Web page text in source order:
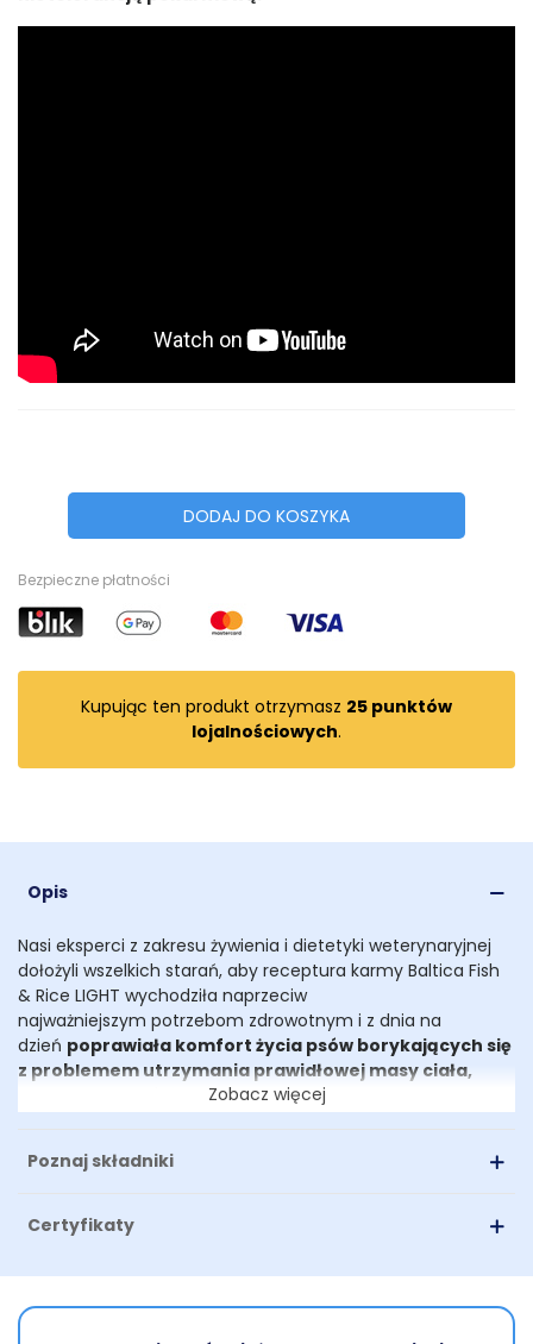
DODAJ DO KOSZYKA
Bezpieczne płatności
Kupując ten produkt otrzymasz 25 punktów
lojalnościowych.
Opis
Nasi eksperci z zakresu żywienia i dietetyki weterynaryjnej
dołożyli wszelkich starań, aby receptura karmy Baltica Fish
& Rice LIGHT wychodziła naprzeciw
najważniejszym potrzebom zdrowotnym i z dnia na
dzień poprawiała komfort życia psów borykających się
z problemem utrzymania prawidłowej masy ciała,
niską odpornością czy zaburzeniami ze strony układu
Niskotłuszczowa karma Fish & Rice LIGHT zawiera:
oceanicznych
- lekkostrawny, bezglutenowy ryż
- wyselekcjonowane warzywa i owoce od polskich,
Zobacz więcej
Poznaj składniki
Certyfikaty